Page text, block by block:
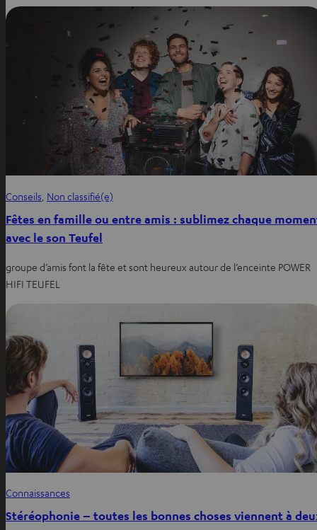
Conseils Non classifié(e)
Fêtes en famille ou entre amis : sublimez chaque
avec le son Teufel
groupe d’amis font la fête et sont heureux autour de l’enceinte POWER
HIFI TEUFEL
Connaissances
Stéréophonie – toutes les bonnes choses viennent à